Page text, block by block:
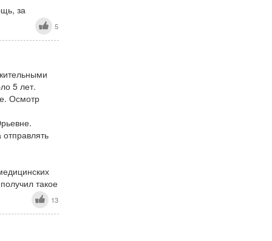
за
5
5 лет.
Осмотр
такое
13